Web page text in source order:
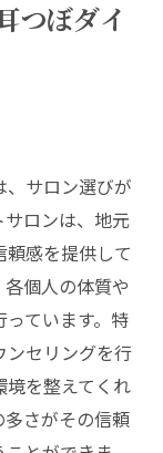
つぼダイ
サロン選びが
ロンは、地元
感を提供して
個人の体質や
ています。特
ンセリングを行
境を整えてくれ
さがその信頼